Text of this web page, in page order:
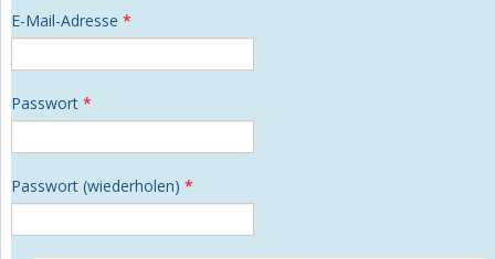
E-Mail-Adresse *
Passwort *
Passwort (wiederholen) *